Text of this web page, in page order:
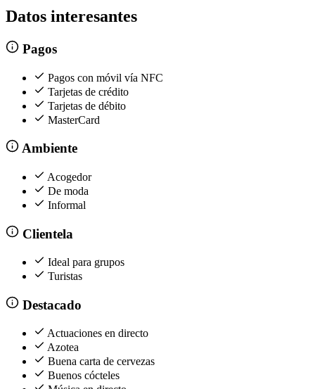
Datos interesantes
Pagos
Pagos con móvil vía NFC
Tarjetas de crédito
Tarjetas de débito
MasterCard
Ambiente
Acogedor
De moda
Informal
Clientela
Ideal para grupos
Turistas
Destacado
Actuaciones en directo
Azotea
Buena carta de cervezas
Buenos cócteles